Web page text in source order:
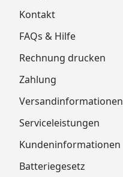
Kontakt
FAQs & Hilfe
Rechnung drucken
Zahlung
Versandinformationen
Serviceleistungen
Kundeninformationen
Batteriegesetz